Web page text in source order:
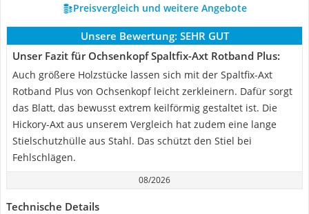
Preisvergleich und weitere Angebote
Unsere Bewertung: SEHR GUT
Unser Fazit für Ochsenkopf Spaltfix-Axt Rotband Plus:
Auch größere Holzstücke lassen sich mit der Spaltfix-Axt
Rotband Plus von Ochsenkopf leicht zerkleinern. Dafür sorgt
das Blatt, das bewusst extrem keilförmig gestaltet ist. Die
Hickory-Axt aus unserem Vergleich hat zudem eine lange
Stielschutzhülle aus Stahl. Das schützt den Stiel bei
Fehlschlägen.
08/2026
Technische Details